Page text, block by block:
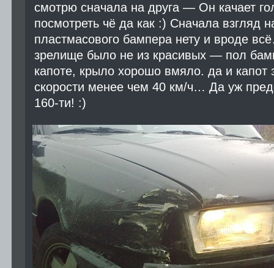
смотрю сначала на друга — Он качает
посмотреть чё да как :) Сначала взгляд
пластмасового бампера нету и вроде
зрелище было не из красивых — пол
капоте, крыло хорошо вмяло. да и
скорости менее чем 40 км/ч… Да уж
160-ти! :)